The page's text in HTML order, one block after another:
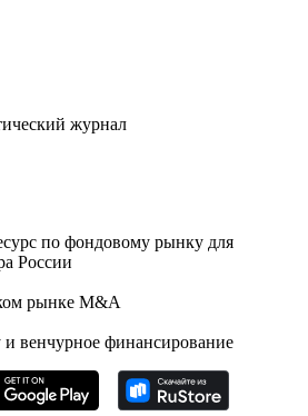
журнал
по фондовому рынку для
России
рынке M&A
венчурное финансирование